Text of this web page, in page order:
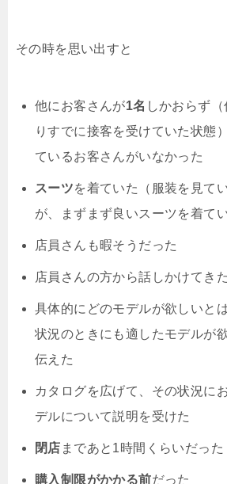
その時を思い出すと
他にお客さんが1名 しかおらず
りすでに接客を受けていた状態
ているお客さんがいなかった
スーツを着ていた（服装を見て
が、まずまず良いスーツを着て
店員さんも暇そうだった
店員さんの方から話しかけてきた
具体的にどのモデルが欲しいと
状況のときにも適したモデルが
伝えた
カタログを広げて、その状況に
デルについて説明を受けた
閉店 まであと1時間くらいだった
購入制限がかかる前だった